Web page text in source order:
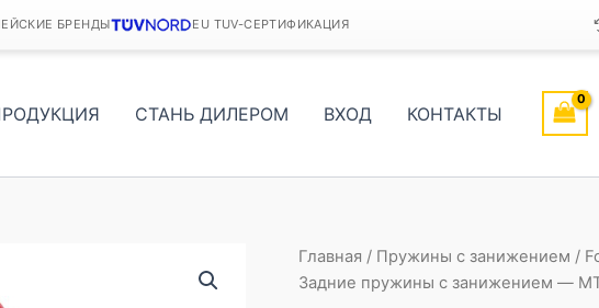
БРЕНДЫ EU TUV-СЕРТИФИКАЦИЯ
СТАНЬ ДИЛЕРОМ ВХОД КОНТАКТЫ
Главная / Пружины с занижением /
Задние пружины с занижением —